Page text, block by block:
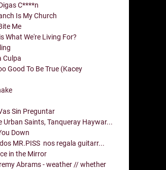
C****n
Is My Church
Me
What We're Living For?
Culpa
Good To Be True (Kacey
Sin Preguntar
Urban Saints, Tanqueray Haywar...
Down
MR.PISS nos regala guitarr...
in the Mirror
Abrams - weather // whether